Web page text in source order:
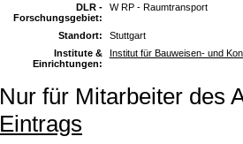
DLR -
Forschungsgebiet:
W RP - Raumtransport
Standort:
Stuttgart
Institute &
Einrichtungen:
Institut für Bauweisen- und
Nur für Mitarbeiter des
Eintrags